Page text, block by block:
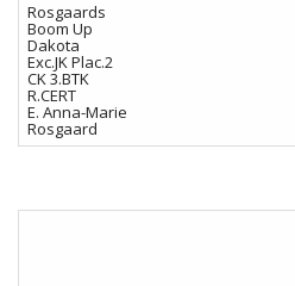
Rosgaards
Boom Up
Dakota
Exc.JK Plac.2
CK 3.BTK
R.CERT
E. Anna-Marie
Rosgaard